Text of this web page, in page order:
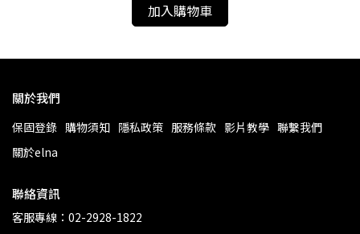
加入購物車
關於我們
保固登錄 購物須知 隱私政策 服務條款 影片教學 聯繫我們
關於elna
聯絡資訊
客服專線：02-2928-1822